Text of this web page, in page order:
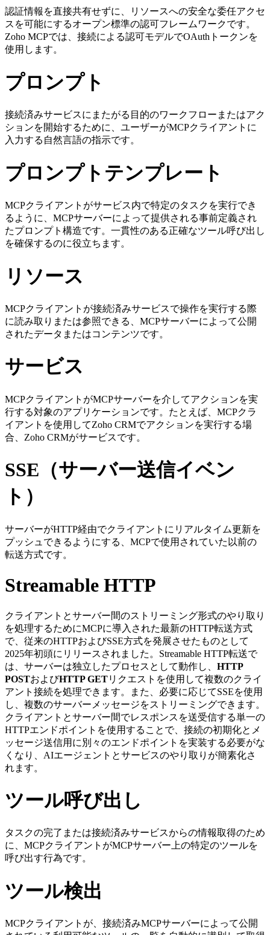
認証情報を直接共有せずに、リソースへの安全な委任アクセ
スを可能にするオープン標準の認可フレームワークです。
Zoho MCPでは、接続による認可モデルでOAuthトークンを
使用します。
プロンプト
接続済みサービスにまたがる目的のワークフローまたはアク
ションを開始するために、ユーザーがMCPクライアントに
入力する自然言語の指示です。
プロンプトテンプレート
MCPクライアントがサービス内で特定のタスクを実行でき
るように、MCPサーバーによって提供される事前定義され
たプロンプト構造です。一貫性のある正確なツール呼び出し
を確保するのに役立ちます。
リソース
MCPクライアントが接続済みサービスで操作を実行する際
に読み取りまたは参照できる、MCPサーバーによって公開
されたデータまたはコンテンツです。
サービス
MCPクライアントがMCPサーバーを介してアクションを実
行する対象のアプリケーションです。たとえば、MCPクラ
イアントを使用してZoho CRMでアクションを実行する場
合、Zoho CRMがサービスです。
SSE（サーバー送信イベン
ト）
サーバーがHTTP経由でクライアントにリアルタイム更新を
プッシュできるようにする、MCPで使用されていた以前の
転送方式です。
Streamable HTTP
クライアントとサーバー間のストリーミング形式のやり取り
を処理するためにMCPに導入された最新のHTTP転送方式
で、従来のHTTPおよびSSE方式を発展させたものとして
2025年初頭にリリースされました。Streamable HTTP転送で
は、サーバーは独立したプロセスとして動作し、 HTTP
POSTおよびHTTP GETリクエストを使用して複数のクライ
アント接続を処理できます。また、必要に応じてSSEを使用
し、複数のサーバーメッセージをストリーミングできます。
クライアントとサーバー間でレスポンスを送受信する単一の
HTTPエンドポイントを使用することで、接続の初期化とメ
ッセージ送信用に別々のエンドポイントを実装する必要がな
くなり、AIエージェントとサービスのやり取りが簡素化さ
れます。
ツール呼び出し
タスクの完了または接続済みサービスからの情報取得のため
に、MCPクライアントがMCPサーバー上の特定のツールを
呼び出す行為です。
ツール検出
MCPクライアントが、接続済みMCPサーバーによって公開